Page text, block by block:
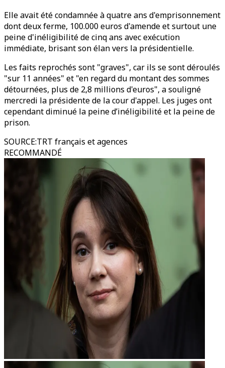
Elle avait été condamnée à quatre ans d'emprisonnement
dont deux ferme, 100.000 euros d'amende et surtout une
peine d'inéligibilité de cinq ans avec exécution
immédiate, brisant son élan vers la présidentielle.
Les faits reprochés sont "graves", car ils se sont déroulés
"sur 11 années" et "en regard du montant des sommes
détournées, plus de 2,8 millions d'euros", a souligné
mercredi la présidente de la cour d'appel. Les juges ont
cependant diminué la peine d’inéligibilité et la peine de
prison.
SOURCE:TRT français et agences
RECOMMANDÉ